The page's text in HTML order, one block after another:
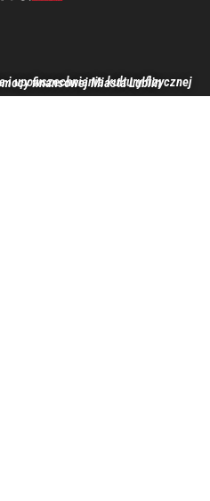
fizycznej realizowane jest przy pomocy finansowej Miasta Lublin